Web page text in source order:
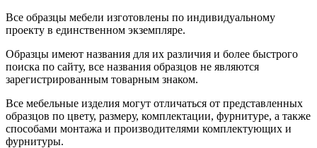
Все образцы мебели изготовлены по индивидуальному
проекту в единственном экземпляре.
Образцы имеют названия для их различия и более быстрого
поиска по сайту, все названия образцов не являются
зарегистрированным товарным знаком.
Все мебельные изделия могут отличаться от представленных
образцов по цвету, размеру, комплектации, фурнитуре, а также
способами монтажа и производителями комплектующих и
фурнитуры.